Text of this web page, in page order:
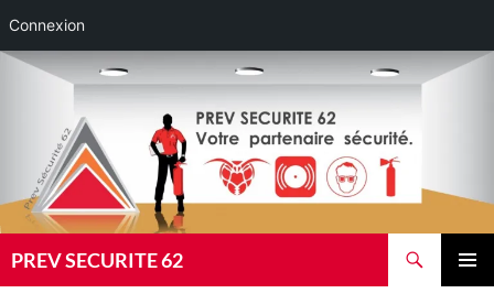
Connexion
Aller
PREV SECURITE 62